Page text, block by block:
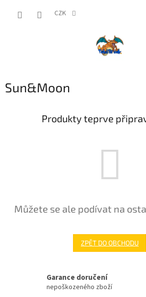
CZK
Sun&Moon
Produkty teprve
Můžete se ale podívat na
ZPĚT DO OBCHODU
Garance doručení
nepoškozeného zboží